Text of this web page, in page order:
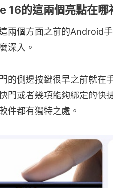
16的這兩個亮點在哪
兩個方面之前的Android
深入。
的側邊按鍵很早之前就在
門或者幾項能夠綁定的快
件都有獨特之處。